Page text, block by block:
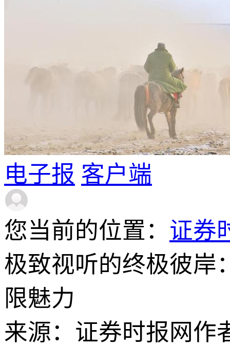
电子报 客户端
您当前的位置： 证券
极致视听的终极彼岸
限魅力
来源：证券时报网作